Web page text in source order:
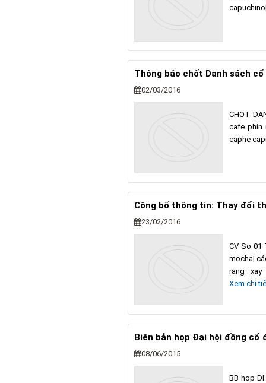
Thông báo chốt Danh sách
02/03/2016
CHOT
cafe phin
caphe
Công bố thông tin: Thay đổi
23/02/2016
CV So 01
mocha|
rang
Xem chi
Biên bản họp Đại hội đồng cổ
08/06/2015
BB hop